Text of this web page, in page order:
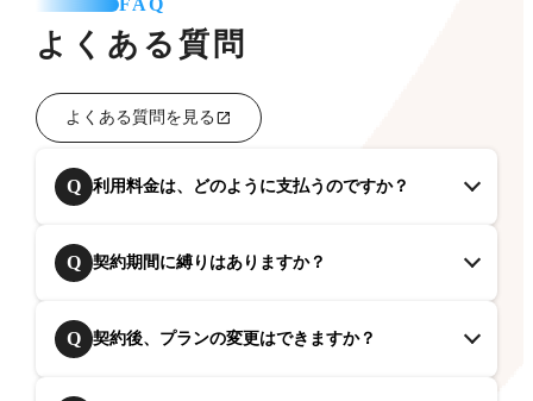
FAQ
よくある質問
よくある質問を見る
Q 利用料金は、どのように支払うのですか？
Q 契約期間に縛りはありますか？
Q 契約後、プランの変更はできますか？